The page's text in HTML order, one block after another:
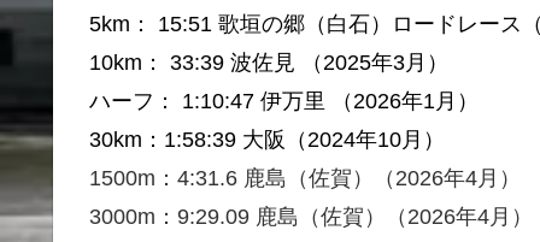
5km： 15:51 歌垣の郷（白石）ロードレース
10km： 33:39 波佐見 （2025年3月）
ハーフ： 1:10:47 伊万里 （2026年1月）
30km：1:58:39 大阪（2024年10月）
1500m：4:31.6 鹿島（佐賀）（2026年4月）
3000m：9:29.09 鹿島（佐賀）（2026年4月）